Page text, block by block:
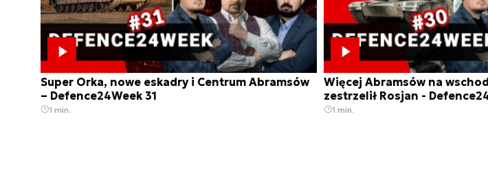
Super Orka, nowe eskadry i Centrum Abramsów
– Defence24Week 31
1 min.
Więcej Abramsów na
zestrzelił Rosjan -
1 min.